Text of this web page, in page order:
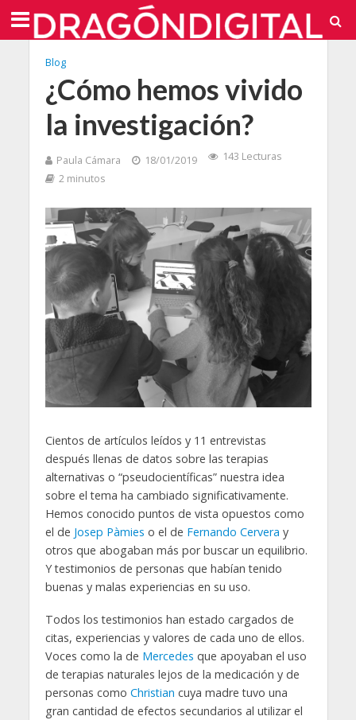
Blog
¿Cómo hemos vivido
la investigación?
Paula Cámara 18/01/2019
143 Lecturas
2 minutos
Cientos de artículos leídos y 11 entrevistas
después llenas de datos sobre las terapias
alternativas o “pseudocientíficas” nuestra idea
sobre el tema ha cambiado significativamente.
Hemos conocido puntos de vista opuestos como
el de Josep Pàmies o el de Fernando Cervera y
otros que abogaban más por buscar un equilibrio.
Y testimonios de personas que habían tenido
buenas y malas experiencias en su uso.
Todos los testimonios han estado cargados de
citas, experiencias y valores de cada uno de ellos.
Voces como la de Mercedes que apoyaban el uso
de terapias naturales lejos de la medicación y de
personas como Christian cuya madre tuvo una
gran cantidad de efectos secundarios al utilizar el